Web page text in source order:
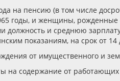
на пенсию (в том числе
годы, и женщины, рожденные
должность и среднюю
показаниям, на срок от
от имущественного и
содержание от работающих